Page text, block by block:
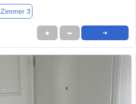
Zimmer 3
★ ➦ ➜